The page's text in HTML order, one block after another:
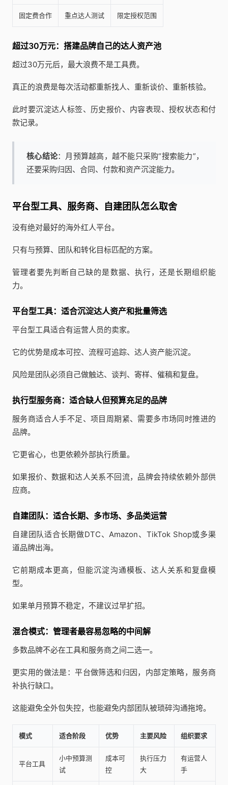
固定费合作 重点达人测试 限定授权范围
超过30万元：搭建品牌自己的达人资产池
超过30万元后，最大浪费不是工具费。
真正的浪费是每次活动都重新找人、重新谈价、重新核验。
此时要沉淀达人标签、历史报价、内容表现、授权状态和付
款记录。
核心结论：月预算越高，越不能只采购“搜索能力”，
还要采购归因、合同、付款和资产沉淀能力。
平台型工具、服务商、自建团队怎么取舍
没有绝对最好的海外红人平台。
只有与预算、团队和转化目标匹配的方案。
管理者要先判断自己缺的是数据、执行，还是长期组织能
力。
平台型工具：适合沉淀达人资产和批量筛选
平台型工具适合有运营人员的卖家。
它的优势是成本可控、流程可追踪、达人资产能沉淀。
风险是团队必须自己做触达、谈判、寄样、催稿和复盘。
执行型服务商：适合缺人但预算充足的品牌
服务商适合人手不足、项目周期紧、需要多市场同时推进的
品牌。
它更省心，也更依赖外部执行质量。
如果报价、数据和达人关系不回流，品牌会持续依赖外部供
应商。
自建团队：适合长期、多市场、多品类运营
自建团队适合长期做DTC、Amazon、TikTok Shop或多渠
道品牌出海。
它前期成本更高，但能沉淀沟通模板、达人关系和复盘模
型。
如果单月预算不稳定，不建议过早扩招。
混合模式：管理者最容易忽略的中间解
多数品牌不必在工具和服务商之间二选一。
更实用的做法是：平台做筛选和归因，内部定策略，服务商
补执行缺口。
这能避免全外包失控，也能避免内部团队被琐碎沟通拖垮。
模式 适合阶段 优势 主要风险 组织要求
平台工具
小中预算测
试
成本可
控
执行压力
大
有运营人
手